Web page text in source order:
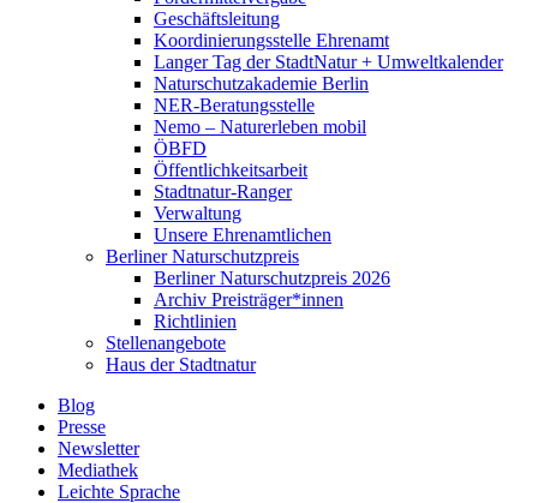
Geschäftsleitung
Koordinierungsstelle Ehrenamt
Langer Tag der StadtNatur + Umweltkalender
Naturschutzakademie Berlin
NER-Beratungsstelle
Nemo – Naturerleben mobil
ÖBFD
Öffentlichkeitsarbeit
Stadtnatur-Ranger
Verwaltung
Unsere Ehrenamtlichen
Berliner Naturschutzpreis
Berliner Naturschutzpreis 2026
Archiv Preisträger*innen
Richtlinien
Stellenangebote
Haus der Stadtnatur
Blog
Presse
Newsletter
Mediathek
Leichte Sprache